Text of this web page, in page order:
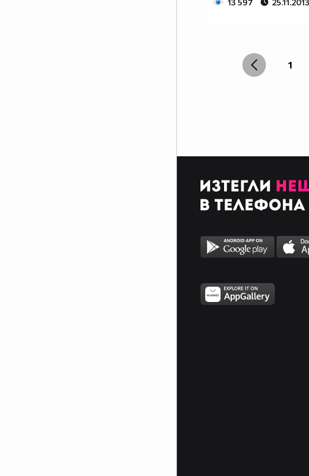
13 597 25.11.2013
1